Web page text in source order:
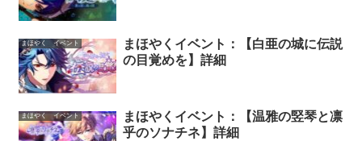
まほやく イベント
まほやくイベント：【白亜の城に伝説
の目覚めを】詳細
まほやく イベント
まほやくイベント：【温雅の竪琴と凛
乎のソナチネ】詳細